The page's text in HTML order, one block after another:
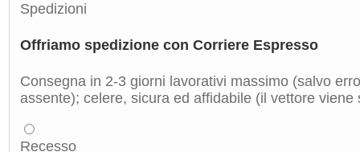
Spedizioni
Offriamo spedizione con Corriere Espresso
Consegna in 2-3 giorni lavorativi massimo (salvo
assente); celere, sicura ed affidabile (il vettore
Recesso